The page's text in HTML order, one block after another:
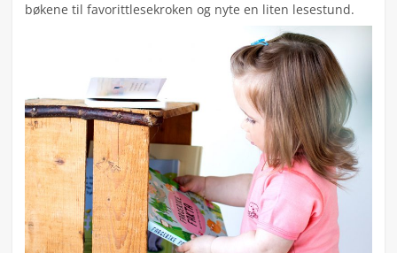
bøkene til favorittlesekroken og nyte en liten lesestund.